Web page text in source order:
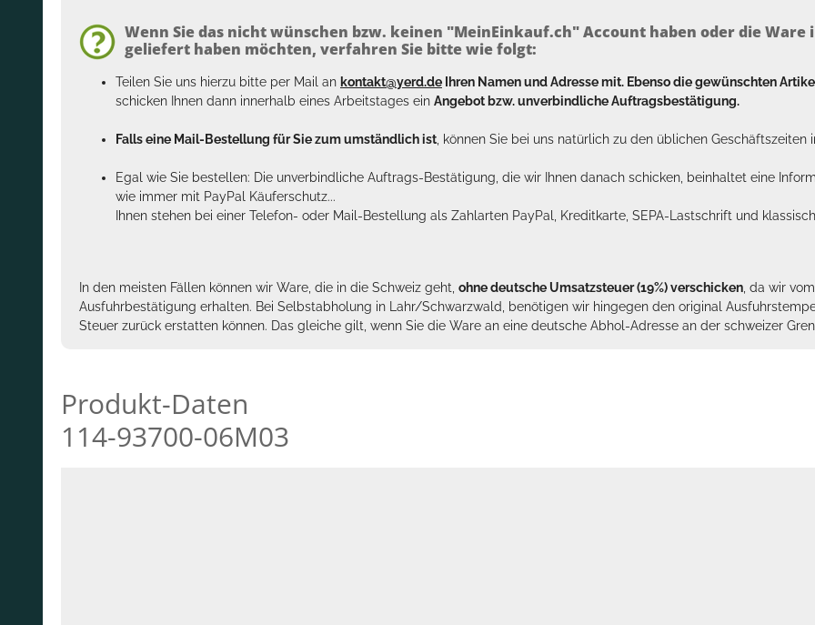
Wenn Sie das nicht wünschen bzw. keinen "MeinEinkauf.ch" Account haben oder die Ware
geliefert haben möchten, verfahren Sie bitte wie folgt:
Teilen Sie uns hierzu bitte per Mail an kontakt@yerd.de Ihren Namen und Adresse mit. Ebenso die gewünschten
schicken Ihnen dann innerhalb eines Arbeitstages ein Angebot bzw. unverbindliche Auftragsbestätigung.
Falls eine Mail-Bestellung für Sie zum umständlich ist , können Sie bei uns natürlich zu den üblichen Geschäftszeiten
Egal wie Sie bestellen: Die unverbindliche Auftrags-Bestätigung, die wir Ihnen danach schicken, beinhaltet eine
wie immer mit PayPal Käuferschutz...
Ihnen stehen bei einer Telefon- oder Mail-Bestellung als Zahlarten PayPal, Kreditkarte, SEPA-Lastschrift und
In den meisten Fällen können wir Ware, die in die Schweiz geht, ohne deutsche Umsatzsteuer (19%) verschicken , da wir
Ausfuhrbestätigung erhalten. Bei Selbstabholung in Lahr/Schwarzwald, benötigen wir hingegen den original
Steuer zurück erstatten können. Das gleiche gilt, wenn Sie die Ware an eine deutsche Abhol-Adresse an der schweizer
Produkt-Daten
114-93700-06M03